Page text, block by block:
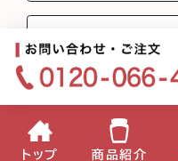
ミキプロティーン95 ス
トップ 商品紹介